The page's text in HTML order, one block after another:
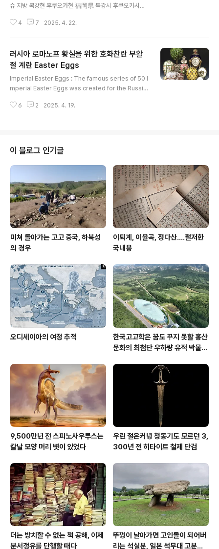
슈 지방 복강현 후쿠오카현 福岡県 복강시 후쿠오카시福
적으로 금외유적金隈遺跡, 가네노쿠마 이세키 Kanenok
쳐 지금은 금외유적공원金隈遺跡公園으로 단장되어 있
다.이 유적은 후쿠오카시 남동쪽 교외 쓰키구마 구릉 월외
고도를 비교하면 약 25m 높이에 있다. 뭐 안 봐도 무덤 들
어서기 딱 좋은 데 잖아?1968년 농로를 건설하는 중에 우
연히 얻어걸려 농로는 개털됐다. 발굴조사는 1968년 개시
4 7 2025. 4. 22.
러시아 로마노프 황실을 위한 호화찬란 부활
절 계란 Easter Eggs
Imperial Easter Eggs : The famous series of 50 I
mperial Easter Eggs was created for the Russia
mpany was headed by Peter Carl Fabergé. 이 5
막 로마노프Romanov 가문의 영광과 비극적 운명과 불가
분의 관계에 있다. 이것들은 이 유명한 러시아 보석 집 최고
의 업적이었으며 예술 작품에 대한 마지막 주요 의뢰로 간
6 2 2025. 4. 19.
이 블로그 인기글
미쳐 돌아가는 고고 중국, 하북성
의 경우
이퇴계, 이율곡, 정다산....철저한
국내용
오디세이아의 여정 추적
한국고고학은 꿈도 꾸지 못할 홍산
문화의 최첨단 우하량 유적 박물관
9,500만년 전 스피노사우루스는
칼날 모양 머리 볏이 있었다
우린 철은커녕 청동기도 모르던 3,
300년 전 히타이트 철제 단검
더는 방치할 수 없는 책 공해, 이제
분서갱유를 단행할 때다
뚜껑이 날아가면 고인돌이 되어버
리는 석실분, 일본 석무대 고분의